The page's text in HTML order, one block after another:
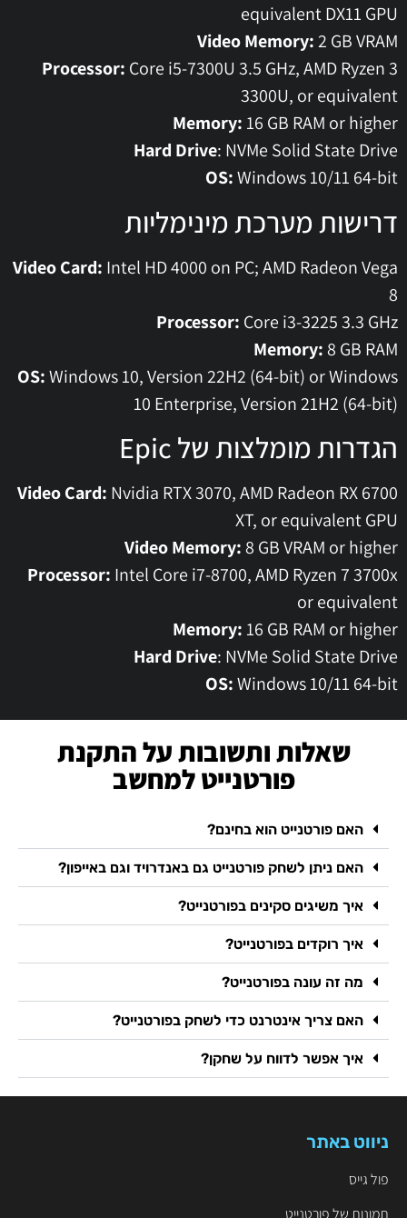
equivalent DX11 GPU
Video Memory:2 GB VRAM
Processor: Core i5-7300U 3.5 GHz, AMD Ryzen 3
3300U, or equivalent
Memory: 16 GB RAM or higher
Hard Drive: NVMe Solid State Drive
OS:Windows 10/11 64-bit
דרישות מערכת מינימליות
Video Card: Intel HD 4000 on PC; AMD Radeon Vega
8
Processor: Core i3-3225 3.3 GHz
Memory:8 GB RAM
OS:Windows 10, Version 22H2 (64-bit) or Windows
10 Enterprise, Version 21H2 (64-bit)
הגדרות מומלצות של Epic
Video Card: Nvidia RTX 3070, AMD Radeon RX 6700
XT, or equivalent GPU
Video Memory:8 GB VRAM or higher
Processor: Intel Core i7-8700, AMD Ryzen 7 3700x
or equivalent
Memory: 16 GB RAM or higher
Hard Drive: NVMe Solid State Drive
OS:Windows 10/11 64-bit
שאלות ותשובות על התקנת
פורטנייט למחשב
האם פורטנייט הוא בחינם?
האם ניתן לשחק פורטנייט גם באנדרויד וגם באייפון?
איך משיגים סקינים בפורטנייט?
איך רוקדים בפורטנייט?
מה זה עונה בפורטנייט?
האם צריך אינטרנט כדי לשחק בפורטנייט?
איך אפשר לדווח על שחקן?
ניווט באתר
פול גייס
תמונות של פורטנייט